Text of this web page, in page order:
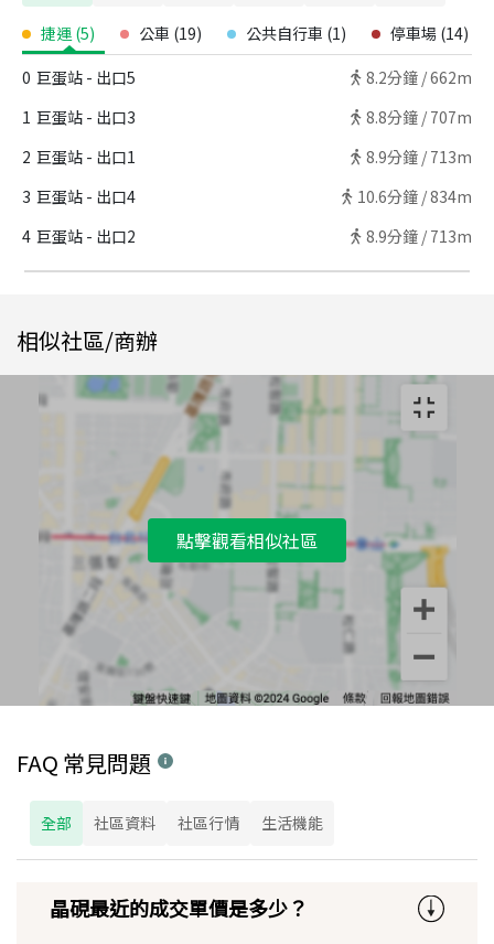
捷運 (5) 公車 (19) 公共自行車 (1) 停車場 (14)
0 巨蛋站 - 出口5 8.2分鐘 /662m
1 巨蛋站 - 出口3 8.8分鐘 / 707m
2 巨蛋站 - 出口1 8.9分鐘 / 713m
3 巨蛋站 - 出口4 10.6分鐘 /834m
4 巨蛋站 - 出口2 8.9分鐘 / 713m
相似社區/商辦
點擊觀看相似社區
FAQ 常見問題
全部 社區資料 社區行情 生活機能
晶硯最近的成交單價是多少？